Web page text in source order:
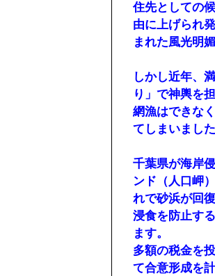
住先としての
由に上げられ
まれた風光明
しかし近年、
り」で神輿を
網漁はできな
てしまいまし
千葉県が海岸
ンド（人口岬
れで砂浜が回
浸食を防止す
ます。
多額の税金を
て合意形成を